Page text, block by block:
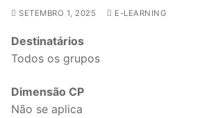
Search
for:
sindicalização
SETEMBRO 1, 2025 E-LEARNING
Destinatários
Todos os grupos
Dimensão CP
Não se aplica